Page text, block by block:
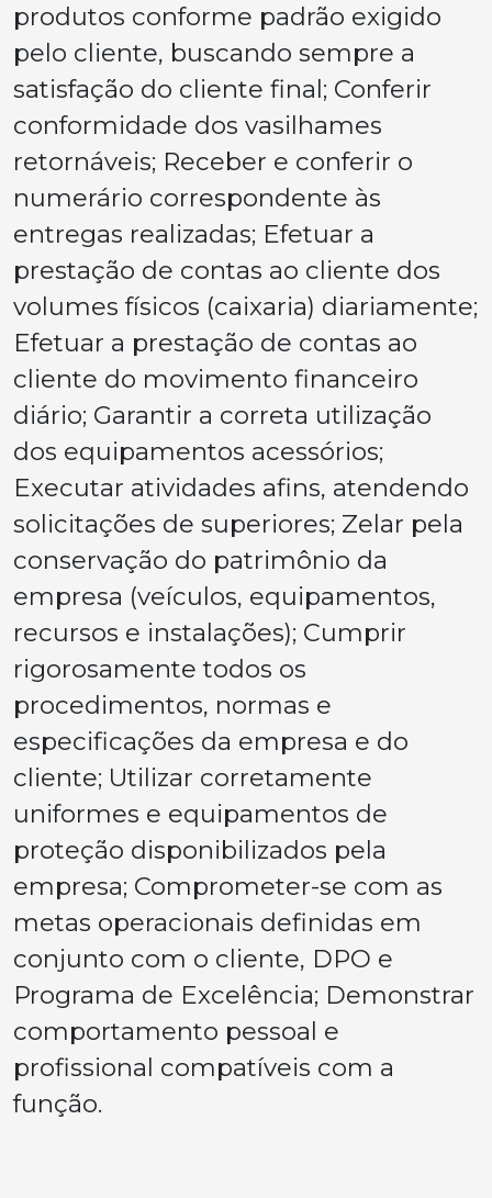
produtos conforme padrão exigido
pelo cliente, buscando sempre a
satisfação do cliente final; Conferir
conformidade dos vasilhames
retornáveis; Receber e conferir o
numerário correspondente às
entregas realizadas; Efetuar a
prestação de contas ao cliente dos
volumes físicos (caixaria) diariamente;
Efetuar a prestação de contas ao
cliente do movimento financeiro
diário; Garantir a correta utilização
dos equipamentos acessórios;
Executar atividades afins, atendendo
solicitações de superiores; Zelar pela
conservação do patrimônio da
empresa (veículos, equipamentos,
recursos e instalações); Cumprir
rigorosamente todos os
procedimentos, normas e
especificações da empresa e do
cliente; Utilizar corretamente
uniformes e equipamentos de
proteção disponibilizados pela
empresa; Comprometer-se com as
metas operacionais definidas em
conjunto com o cliente, DPO e
Programa de Excelência; Demonstrar
comportamento pessoal e
profissional compatíveis com a
função.